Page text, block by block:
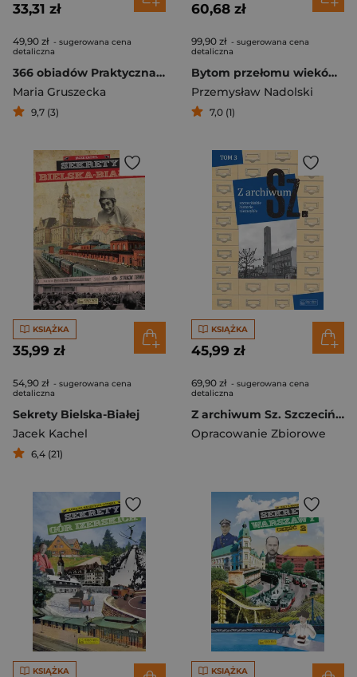
33,31 zł
49,90 zł - sugerowana cena
detaliczna
366 obiadów Praktyczna książka kucharska
Maria Gruszecka
9,7 (3)
60,68 zł
99,90 zł - sugerowana cena
detaliczna
Bytom przełomu wieków XIX/XX Opowieść o życiu miasta
Przemysław Nadolski
7,0 (1)
KSIĄŻKA
35,99 zł
54,90 zł - sugerowana cena
detaliczna
Sekrety Bielska-Białej
Jacek Kachel
6,4 (21)
KSIĄŻKA
45,99 zł
69,90 zł - sugerowana cena
detaliczna
Z archiwum Sz. Szczecińskie historie niezwykłe. Tom 3
Opracowanie Zbiorowe
KSIĄŻKA KSIĄŻKA